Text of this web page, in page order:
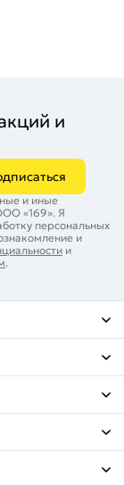
и
и иные
«169». Я
персональных
и
и
.